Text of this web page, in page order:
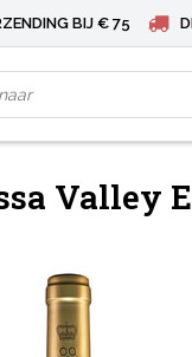
BIJ € 75
Valley